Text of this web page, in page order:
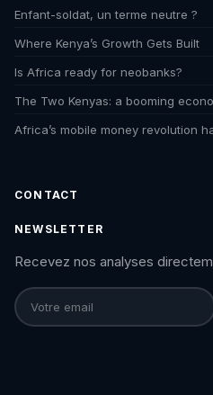
Enfant-soldat, un terme neutre ?
Where Kenya’s Growth Gets Built
Is Africa ready for neobanks?
The Two Kenyas: a booming
Africa’s mobile money revolution
CONTACT
NEWSLETTER
Recevez nos analyses